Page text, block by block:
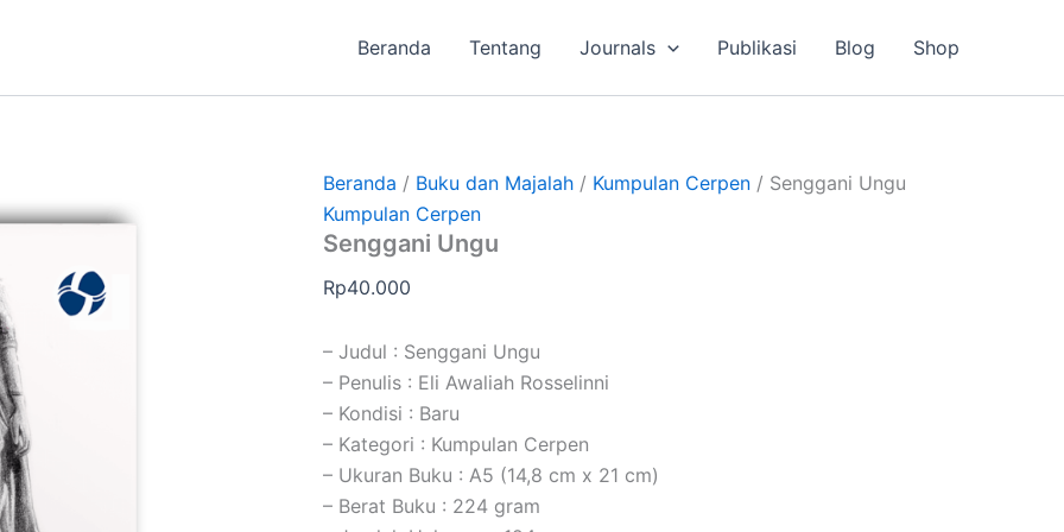
Beranda Tentang Journals Publikasi Blog Shop
Beranda / Buku dan Majalah / Kumpulan Cerpen / Senggani Ungu
Kumpulan Cerpen
Senggani Ungu
Rp40.000
– Judul : Senggani Ungu
– Penulis : Eli Awaliah Rosselinni
– Kondisi : Baru
– Kategori : Kumpulan Cerpen
– Ukuran Buku : A5 (14,8 cm x 21 cm)
– Berat Buku : 224 gram